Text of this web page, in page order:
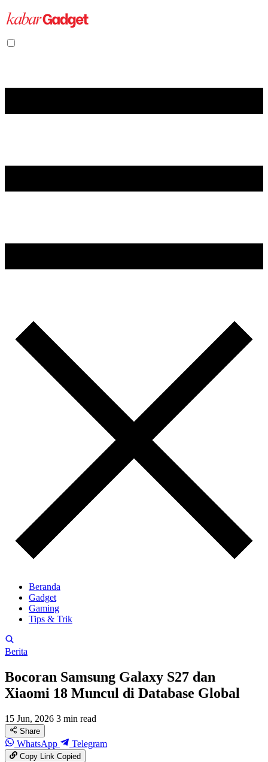
Beranda
Gadget
Gaming
Tips & Trik
Berita
Bocoran Samsung Galaxy S27 dan
Xiaomi 18 Muncul di Database Global
15 Jun, 2026 3 min read
Share
WhatsApp Telegram
Copy LinkCopied